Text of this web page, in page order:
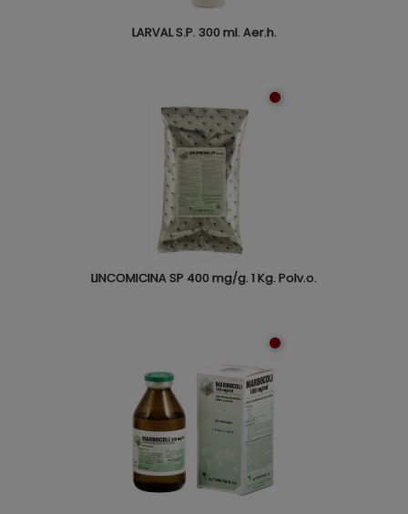
LARVAL S.P. 300 ml. Aer.h.
LINCOMICINA SP 400 mg/g. 1 Kg. Polv.o.